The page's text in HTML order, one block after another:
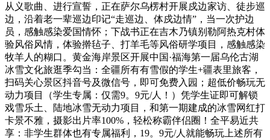
从义歌曲、进行宣誓，正在萨尔乌楞村开展戍边家访、徒步巡
边，沿着老一辈巡边印记“走巡边、体戍边情”，当一次护边
员，感触感染爱国情怀；下战书正在吉木乃镇别勒阿热克村体
验风俗风情，体验擀毡子、打羊毛等风俗研学项目，感触感染
牧羊人的糊口。黄金海岸景区开展中国·福海第一届乌伦古湖
冰雪文化旅逛季勾当：全疆所有有雪假的学生+疆表里旅客，
扫码关心景区抖音号及微信号，即可免费入园；超低价畅玩无
动力项目（学生专属：仅需9。9元/人！）凭学生证即可解锁
戏雪乐土、陆地冰雪无动力项目，和第一期建成的冰雪网红打
卡景不雅，摄影出片率100%，轻松称霸伴侣圈！全平易近共
享：非学生群体也有专属福利，19。9元/人就能畅玩上述所有